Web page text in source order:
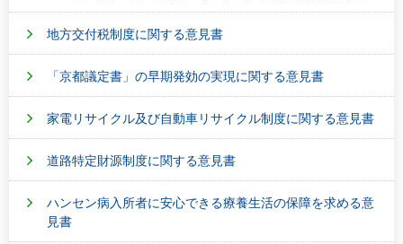
地方交付税制度に関する意見書
「京都議定書」の早期発効の実現に関する意見書
家電リサイクル及び自動車リサイクル制度に関する意見書
道路特定財源制度に関する意見書
ハンセン病入所者に安心できる療養生活の保障を求める意
見書